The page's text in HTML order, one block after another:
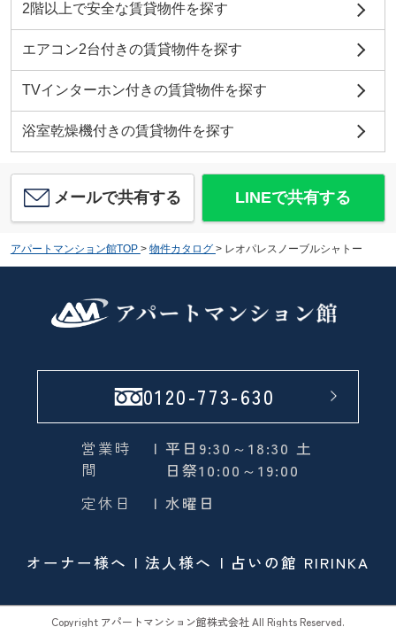
2階以上で安全な賃貸物件を探す
エアコン2台付きの賃貸物件を探す
TVインターホン付きの賃貸物件を探す
浴室乾燥機付きの賃貸物件を探す
メールで共有する LINEで共有する
アパートマンション館TOP > 物件カタログ > レオパレスノーブルシャトー
0120-773-630
営業時
間
| 平日9:30～18:30 土
日祭10:00～19:00
定休日
| 水曜日
オーナー様へ 法人様へ 占いの館 RIRINKA
Copyright アパートマンション館株式会社 All Rights Reserved.